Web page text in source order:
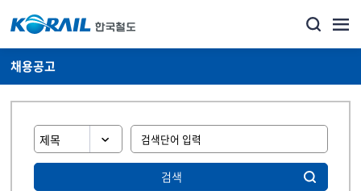
채용공고
검색